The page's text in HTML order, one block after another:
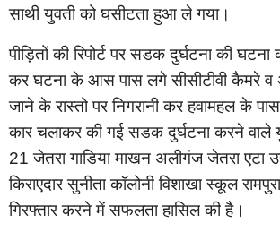
साथीयुवतीकोघसीटताहुआलेगया।
पीड़ितोंकीरिपोर्टपरसडकदुर्घटनाकीघटना
करघटनाकेआसपासलगेसीसीटीवीकैमरेव
जानेकेरास्तोपरनिगरानीकरहवामहलकेपास
कारचलाकरकीगईसडकदुर्घटनाकरनेवाले
21जेतरागाडियामाखनअलीगंजजेतराएटा
किराएदारसुनीताकॉलोनीविशाखास्कूलरामपुरा
गिरफ्तारकरनेमेंसफलताहासिलकीहै।